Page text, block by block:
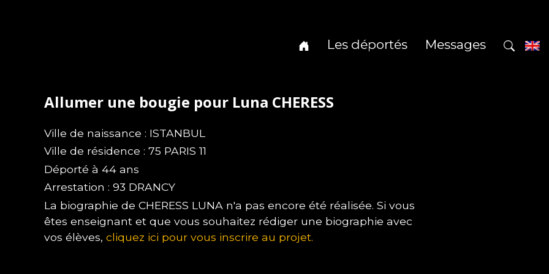
Les déportés Messages
Allumer une bougie pour Luna CHERESS
Ville de naissance : ISTANBUL
Ville de résidence : 75 PARIS 11
Déporté à 44 ans
Arrestation : 93 DRANCY
La biographie de CHERESS LUNA n'a pas encore été réalisée. Si vous
êtes enseignant et que vous souhaitez rédiger une biographie avec
vos élèves, cliquez ici pour vous inscrire au projet.